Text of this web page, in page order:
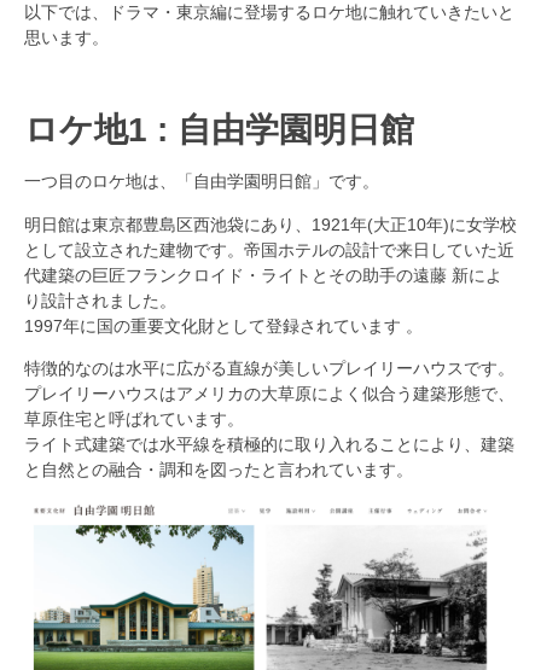
以下では、ドラマ・東京編に登場するロケ地に触れていきたいと
思います。
ロケ地1 : 自由学園明日館
一つ目のロケ地は、「自由学園明日館」です。
明日館は東京都豊島区西池袋にあり、1921年(大正10年)に女学校
として設立された建物です。 帝国ホテルの設計で来日していた近
代建築の巨匠フランクロイド・ライトとその助手の遠藤 新によ
り設計されました。
1997年に国の重要文化財として登録されています 。
特徴的なのは水平に広がる直線が美しいプレイリーハウスです。
プレイリーハウスはアメリカの大草原によく似合う建築形態で、
草原住宅と呼ばれています。
ライト式建築では水平線を積極的に取り入れることにより、建築
と自然との融合・調和を図ったと言われています。